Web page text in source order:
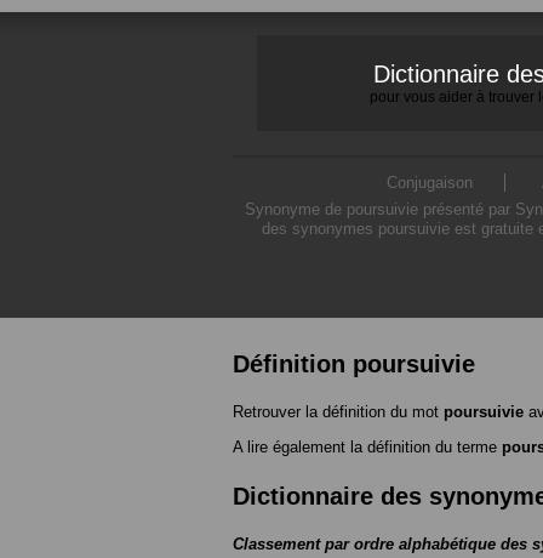
Dictionnaire
pour vous aider à trouver
Conjugaison
Synonyme de poursuivie présenté par
des synonymes poursuivie est
Définition poursuivie
Retrouver la définition du mot poursuivie
A lire également la définition du terme
Dictionnaire des
Classement par ordre alphabétique des